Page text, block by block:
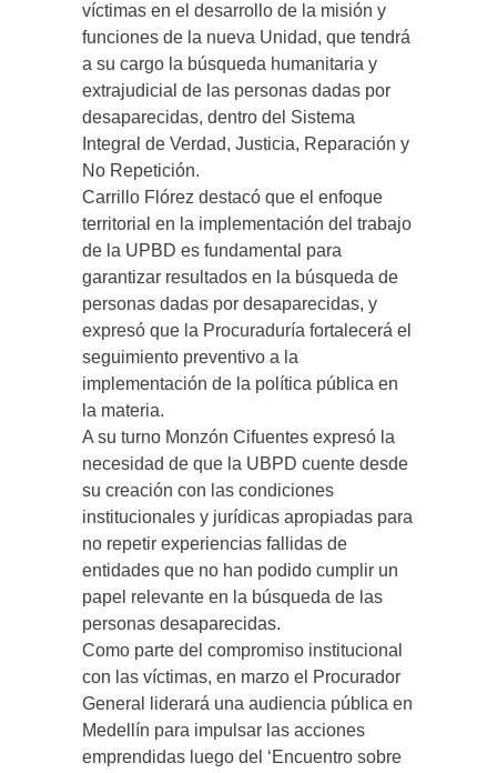
víctimas en el desarrollo de la misión y
funciones de la nueva Unidad, que tendrá
a su cargo la búsqueda humanitaria y
extrajudicial de las personas dadas por
desaparecidas, dentro del Sistema
Integral de Verdad, Justicia, Reparación y
No Repetición.
Carrillo Flórez destacó que el enfoque
territorial en la implementación del trabajo
de la UPBD es fundamental para
garantizar resultados en la búsqueda de
personas dadas por desaparecidas, y
expresó que la Procuraduría fortalecerá el
seguimiento preventivo a la
implementación de la política pública en
la materia.
A su turno Monzón Cifuentes expresó la
necesidad de que la UBPD cuente desde
su creación con las condiciones
institucionales y jurídicas apropiadas para
no repetir experiencias fallidas de
entidades que no han podido cumplir un
papel relevante en la búsqueda de las
personas desaparecidas.
Como parte del compromiso institucional
con las víctimas, en marzo el Procurador
General liderará una audiencia pública en
Medellín para impulsar las acciones
emprendidas luego del ‘Encuentro sobre